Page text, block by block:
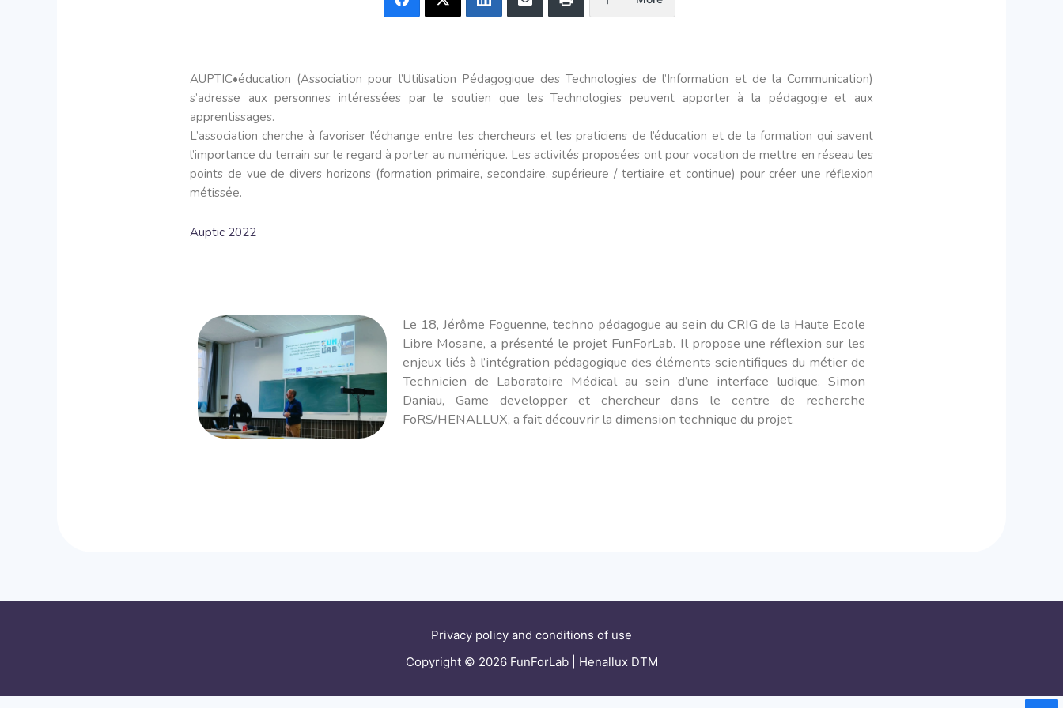
AUPTIC•éducation (Association pour l’Utilisation Pédagogique des Technologies de l’Information et de la Communication)
s’adresse aux personnes intéressées par le soutien que les Technologies peuvent apporter à la pédagogie et aux
apprentissages.
L’association cherche à favoriser l’échange entre les chercheurs et les praticiens de l’éducation et de la formation qui savent
l’importance du terrain sur le regard à porter au numérique. Les activités proposées ont pour vocation de mettre en réseau les
points de vue de divers horizons (formation primaire, secondaire, supérieure / tertiaire et continue) pour créer une réflexion
métissée.
Auptic 2022
Le 18, Jérôme Foguenne, techno pédagogue au sein du CRIG de la Haute Ecole
Libre Mosane, a présenté le projet FunForLab. Il propose une réflexion sur les
enjeux liés à l’intégration pédagogique des éléments scientifiques du métier de
Technicien de Laboratoire Médical au sein d’une interface ludique. Simon
Daniau, Game developper et chercheur dans le centre de recherche
FoRS/HENALLUX, a fait découvrir la dimension technique du projet.
Privacy policy and conditions of use
Copyright © 2026 FunForLab | Henallux DTM